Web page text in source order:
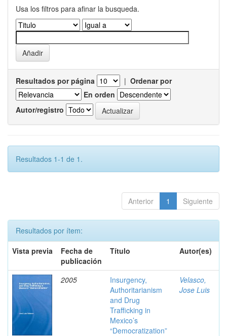
Usa los filtros para afinar la busqueda.
Resultados por página | Ordenar por
En orden
Autor/registro
Resultados 1-1 de 1.
Anterior 1 Siguiente
Resultados por ítem:
Vista previa
Fecha de
publicación
Título Autor(es)
2005
Insurgency,
Authoritarianism
and Drug
Trafficking in
Mexico’s
“Democratization”
Velasco,
Jose Luis